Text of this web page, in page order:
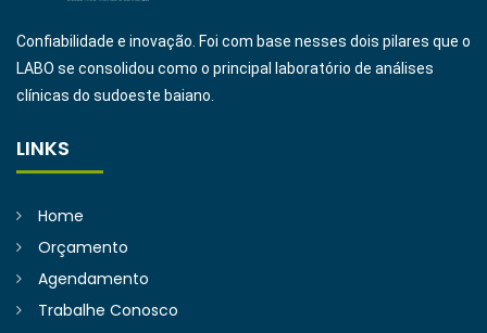
Confiabilidade e inovação. Foi com base nesses dois pilares que o
LABO se consolidou como o principal laboratório de análises
clínicas do sudoeste baiano.
LINKS
Home
Orçamento
Agendamento
Trabalhe Conosco